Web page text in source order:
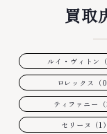
買取
ルイ・ヴィトン（
ロレックス（0
ティファニー（
セリーヌ（1）